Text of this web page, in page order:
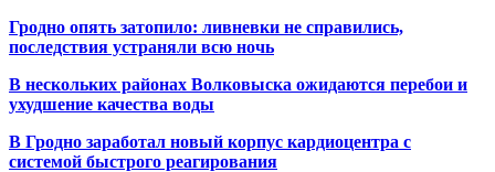
Гродно опять затопило: ливневки не справились,
последствия устраняли всю ночь
В нескольких районах Волковыска ожидаются перебои и
ухудшение качества воды
В Гродно заработал новый корпус кардиоцентра с
системой быстрого реагирования